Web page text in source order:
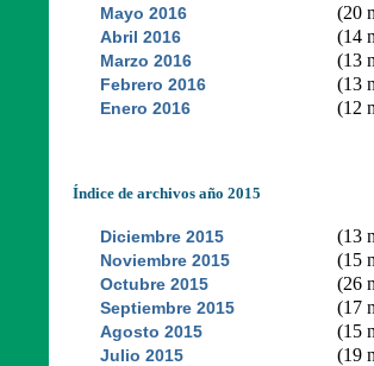
Mayo 2016 (20
Abril 2016 (14
Marzo 2016 (13
Febrero 2016 (13
Enero 2016 (12
Índice de archivos año 2015
Diciembre 2015 (13
Noviembre 2015 (15
Octubre 2015 (26
Septiembre 2015 (17
Agosto 2015 (15
Julio 2015 (19